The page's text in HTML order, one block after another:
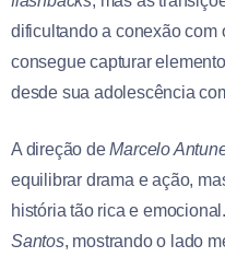
dificultando a conexão com
consegue capturar
desde sua adolescência
A direção deMarcelo
equilibrar drama e ação,
história tão rica e
Santos, mostrando o lado